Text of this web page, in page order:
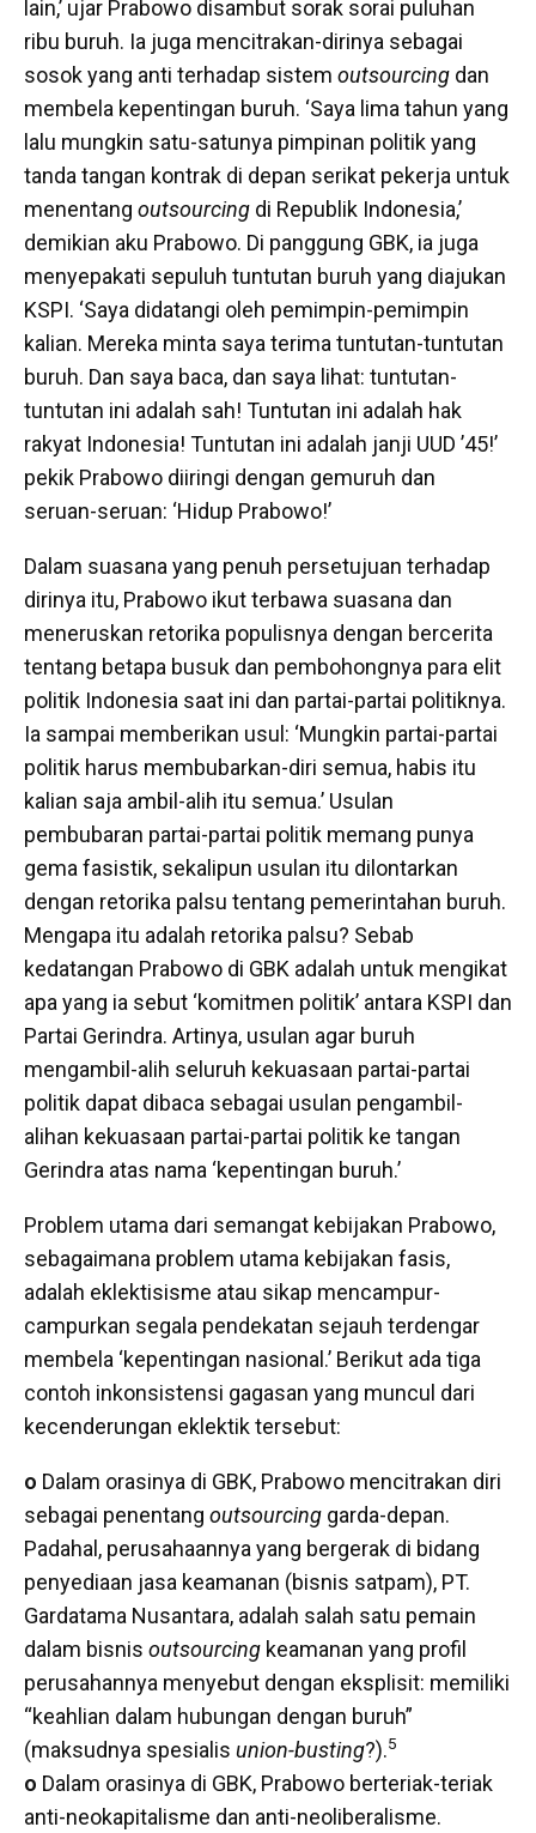
lain,’ ujar Prabowo disambut sorak sorai puluhan
ribu buruh. Ia juga mencitrakan-dirinya sebagai
sosok yang anti terhadap sistem outsourcing dan
membela kepentingan buruh. ‘Saya lima tahun yang
lalu mungkin satu-satunya pimpinan politik yang
tanda tangan kontrak di depan serikat pekerja untuk
menentang outsourcing di Republik Indonesia,’
demikian aku Prabowo. Di panggung GBK, ia juga
menyepakati sepuluh tuntutan buruh yang diajukan
KSPI. ‘Saya didatangi oleh pemimpin-pemimpin
kalian. Mereka minta saya terima tuntutan-tuntutan
buruh. Dan saya baca, dan saya lihat: tuntutan-
tuntutan ini adalah sah! Tuntutan ini adalah hak
rakyat Indonesia! Tuntutan ini adalah janji UUD ’45!’
pekik Prabowo diiringi dengan gemuruh dan
seruan-seruan: ‘Hidup Prabowo!’
Dalam suasana yang penuh persetujuan terhadap
dirinya itu, Prabowo ikut terbawa suasana dan
meneruskan retorika populisnya dengan bercerita
tentang betapa busuk dan pembohongnya para elit
politik Indonesia saat ini dan partai-partai politiknya.
Ia sampai memberikan usul: ‘Mungkin partai-partai
politik harus membubarkan-diri semua, habis itu
kalian saja ambil-alih itu semua.’ Usulan
pembubaran partai-partai politik memang punya
gema fasistik, sekalipun usulan itu dilontarkan
dengan retorika palsu tentang pemerintahan buruh.
Mengapa itu adalah retorika palsu? Sebab
kedatangan Prabowo di GBK adalah untuk mengikat
apa yang ia sebut ‘komitmen politik’ antara KSPI dan
Partai Gerindra. Artinya, usulan agar buruh
mengambil-alih seluruh kekuasaan partai-partai
politik dapat dibaca sebagai usulan pengambil-
alihan kekuasaan partai-partai politik ke tangan
Gerindra atas nama ‘kepentingan buruh.’
Problem utama dari semangat kebijakan Prabowo,
sebagaimana problem utama kebijakan fasis,
adalah eklektisisme atau sikap mencampur-
campurkan segala pendekatan sejauh terdengar
membela ‘kepentingan nasional.’ Berikut ada tiga
contoh inkonsistensi gagasan yang muncul dari
kecenderungan eklektik tersebut:
o Dalam orasinya di GBK, Prabowo mencitrakan diri
sebagai penentang outsourcing garda-depan.
Padahal, perusahaannya yang bergerak di bidang
penyediaan jasa keamanan (bisnis satpam), PT.
Gardatama Nusantara, adalah salah satu pemain
dalam bisnis outsourcing keamanan yang profil
perusahannya menyebut dengan eksplisit: memiliki
“keahlian dalam hubungan dengan buruh”
(maksudnya spesialis union-busting?).5
o Dalam orasinya di GBK, Prabowo berteriak-teriak
anti-neokapitalisme dan anti-neoliberalisme.